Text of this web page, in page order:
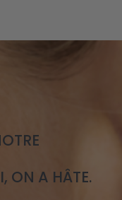
ON A HÂTE.